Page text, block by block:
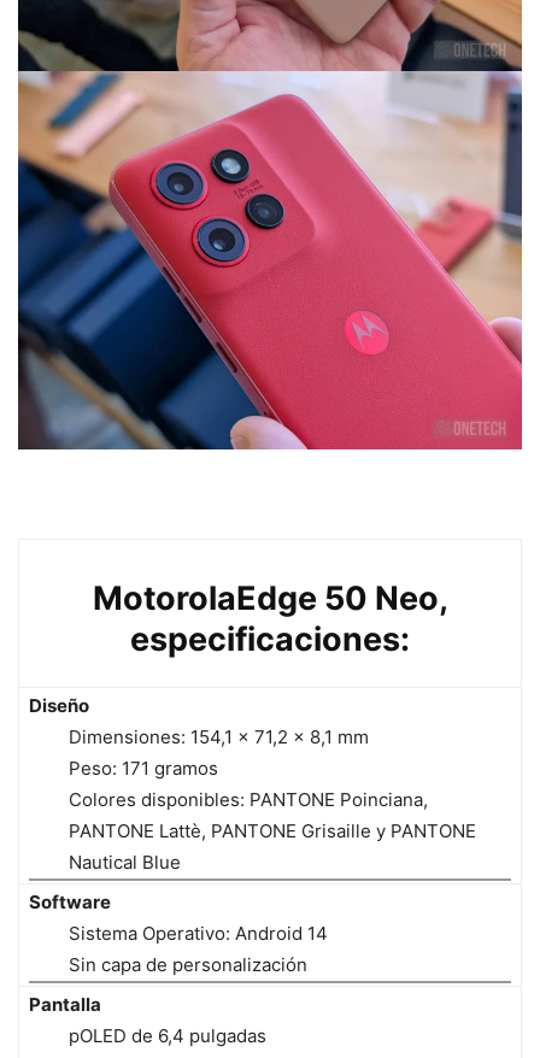
MotorolaEdge 50 Neo,
especificaciones:
Diseño
Dimensiones: 154,1 × 71,2 × 8,1 mm
Peso: 171 gramos
Colores disponibles: PANTONE Poinciana,
PANTONE Lattè, PANTONE Grisaille y PANTONE
Nautical Blue
Software
Sistema Operativo: Android 14
Sin capa de personalización
Pantalla
pOLED de 6,4 pulgadas